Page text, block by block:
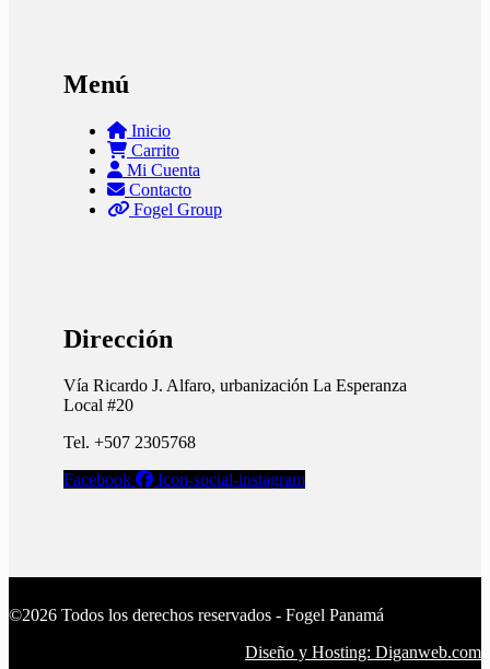
Menú
Inicio
Carrito
Mi Cuenta
Contacto
Fogel Group
Dirección
Vía Ricardo J. Alfaro, urbanización La Esperanza
Local #20
Tel. +507 2305768
Facebook
Icon-social-instagram
©2026 Todos los derechos reservados - Fogel Panamá
Diseño y Hosting: Diganweb.com